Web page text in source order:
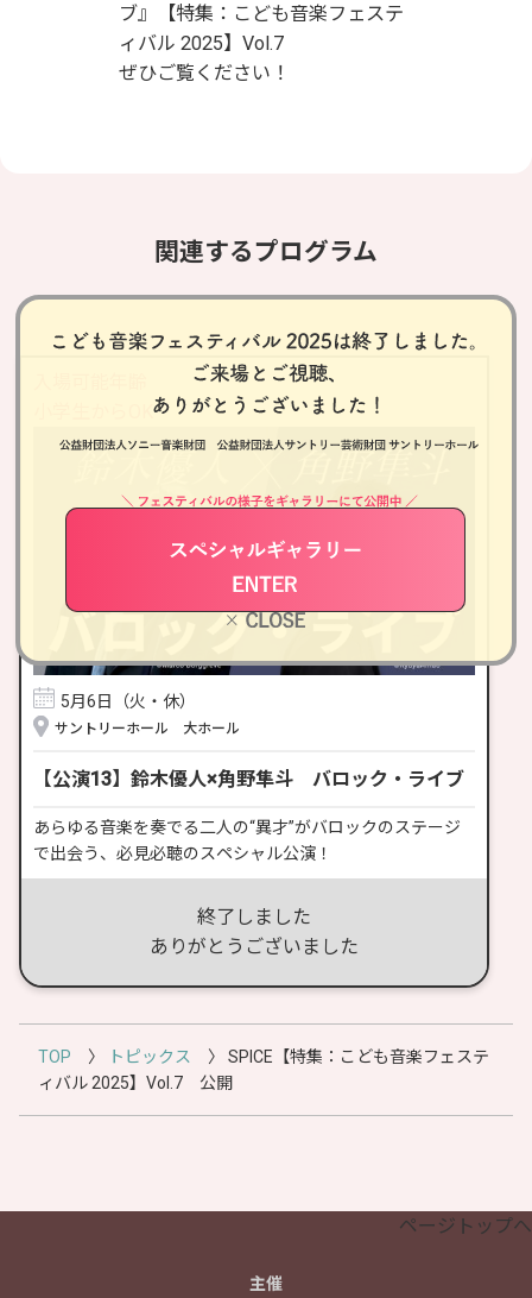
ブ』【特集：こども音楽フェステ
ィバル 2025】Vol.7
ぜひご覧ください！
関連するプログラム
5月6日（火・休）
サントリーホール 大ホール
【公演13】鈴木優人×角野隼斗 バロック・ライブ
あらゆる音楽を奏でる二人の“異才”がバロックのステージ
で出会う、必見必聴のスペシャル公演！
終了しました
ありがとうございました
TOP 〉 トピックス 〉 SPICE【特集：こども音楽フェステ
ィバル 2025】Vol.7 公開
ページトップへ
主催